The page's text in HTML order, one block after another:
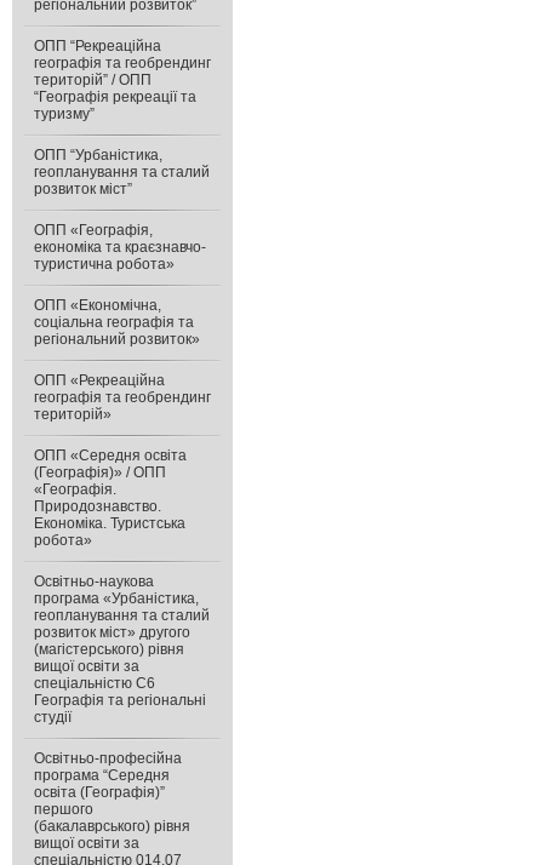
регіональний розвиток”
ОПП “Рекреаційна
географія та геобрендинг
територій” / ОПП
“Географія рекреації та
туризму”
ОПП “Урбаністика,
геопланування та сталий
розвиток міст”
ОПП «Географія,
економіка та краєзнавчо-
туристична робота»
ОПП «Економічна,
соціальна географія та
регіональний розвиток»
ОПП «Рекреаційна
географія та геобрендинг
територій»
ОПП «Середня освіта
(Географія)» / ОПП
«Географія.
Природознавство.
Економіка. Туристська
робота»
Освітньо-наукова
програма «Урбаністика,
геопланування та сталий
розвиток міст» другого
(магістерського) рівня
вищої освіти за
спеціальністю С6
Географія та регіональні
студії
Освітньо-професійна
програма “Середня
освіта (Географія)”
першого
(бакалаврського) рівня
вищої освіти за
спеціальністю 014.07